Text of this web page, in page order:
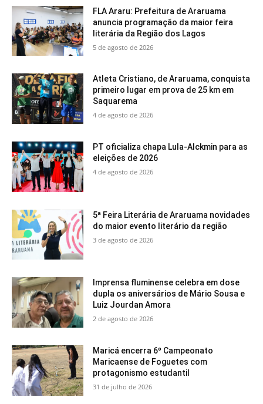
FLA Araru: Prefeitura de Araruama
anuncia programação da maior feira
literária da Região dos Lagos
5 de agosto de 2026
Atleta Cristiano, de Araruama, conquista
primeiro lugar em prova de 25 km em
Saquarema
4 de agosto de 2026
PT oficializa chapa Lula-Alckmin para as
eleições de 2026
4 de agosto de 2026
5ª Feira Literária de Araruama novidades
do maior evento literário da região
3 de agosto de 2026
Imprensa fluminense celebra em dose
dupla os aniversários de Mário Sousa e
Luiz Jourdan Amora
2 de agosto de 2026
Maricá encerra 6º Campeonato
Maricaense de Foguetes com
protagonismo estudantil
31 de julho de 2026